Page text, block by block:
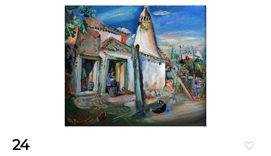
favorite_border
24